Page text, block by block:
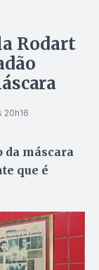
Rodart
20h16
da máscara
que é